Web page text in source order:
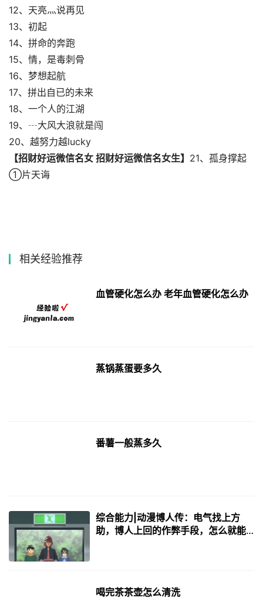
12、天亮灬说再见
13、初起
14、拼命的奔跑
15、情，是毒刺骨
16、梦想起航
17、拼出自已的未来
18、一个人的江湖
19、┄大风大浪就是闯
20、越努力越lucky
【招财好运微信名女 招财好运微信名女生】 21、孤身撑起
①片天诲
相关经验推荐
血管硬化怎么办 老年血管硬化怎么办
蒸锅蒸蛋要多久
番薯一般蒸多久
综合能力|动漫博人传：电气找上方
助，博人上回的作弊手段，怎么就能
喝完茶茶壶怎么清洗